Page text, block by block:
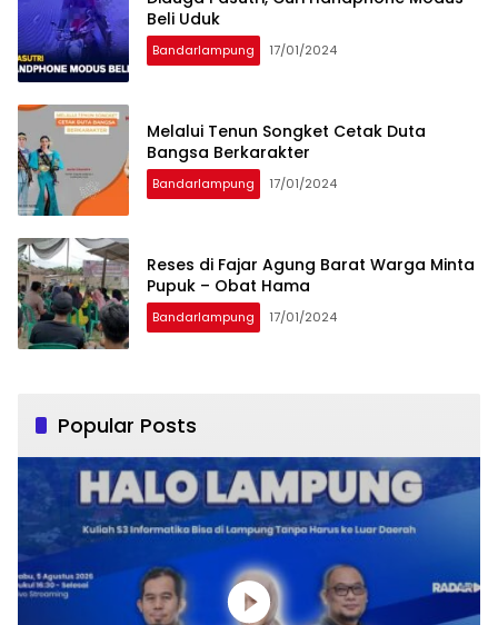
Beli Uduk
Bandarlampung 17/01/2024
Melalui Tenun Songket Cetak Duta
Bangsa Berkarakter
Bandarlampung 17/01/2024
Reses di Fajar Agung Barat Warga Minta
Pupuk – Obat Hama
Bandarlampung 17/01/2024
Popular Posts